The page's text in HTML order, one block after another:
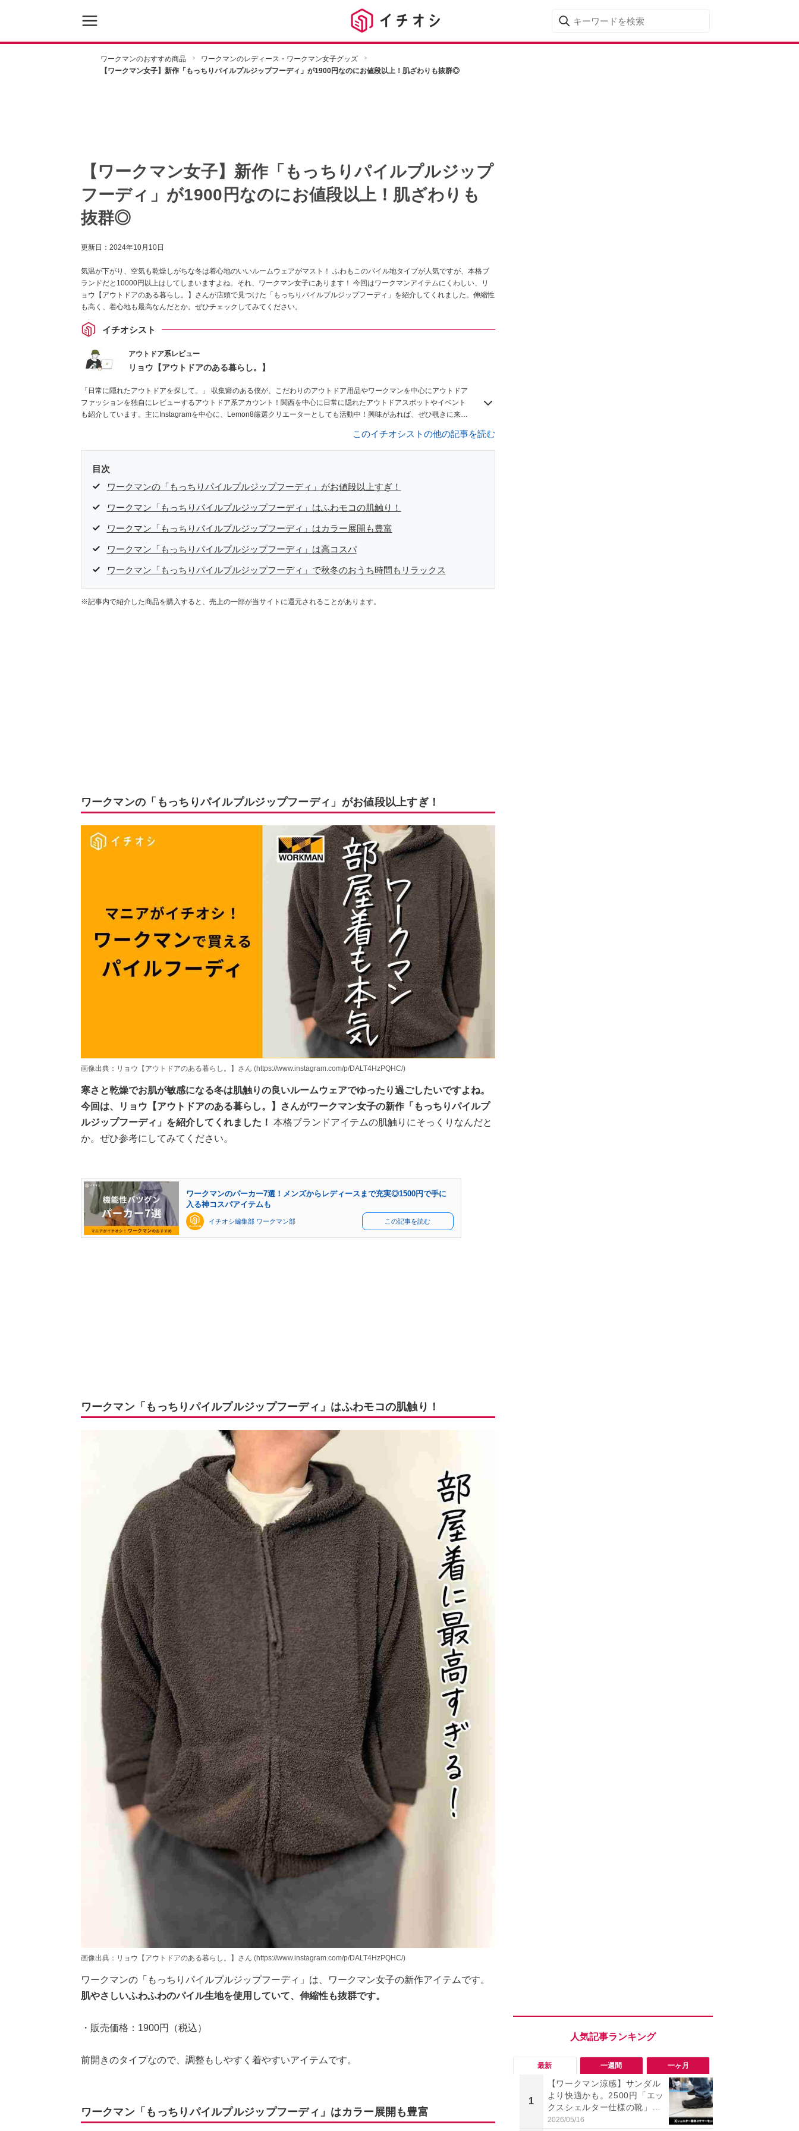
ワークマンのおすすめ商品
ワークマンのレディース・ワークマン女子グッズ
【ワークマン女子】新作「もっちりパイルプルジップフーディ」が1900円なのにお値段以上！肌ざわりも抜群◎
【ワークマン女子】新作「もっちりパイルプルジップ
フーディ」が1900円なのにお値段以上！肌ざわりも
抜群◎
更新日： 2024年10月10日
気温が下がり、空気も乾燥しがちな冬は着心地のいいルームウェアがマスト！ ふわもこのパイル地タイプが人気ですが、本格ブ
ランドだと10000円以上はしてしまいますよね。それ、ワークマン女子にあります！ 今回はワークマンアイテムにくわしい、リ
ョウ【アウトドアのある暮らし。】さんが店頭で見つけた「もっちりパイルプルジップフーディ」を紹介してくれました。伸縮性
も高く、着心地も最高なんだとか。ぜひチェックしてみてください。
イチオシスト
アウトドア系レビュー
リョウ【アウトドアのある暮らし。】
「日常に隠れたアウトドアを探して。」 収集癖のある僕が、こだわりのアウトドア用品やワークマンを中心にアウトドア
ファッションを独自にレビューするアウトドア系アカウント！関西を中心に日常に隠れたアウトドアスポットやイベント
も紹介しています。主にInstagramを中心に、Lemon8厳選クリエーターとしても活動中！興味があれば、ぜひ覗きに来て
このイチオシストの他の記事を読む
目次
ワークマンの「もっちりパイルプルジップフーディ」がお値段以上すぎ！
ワークマン「もっちりパイルプルジップフーディ」はふわモコの肌触り！
ワークマン「もっちりパイルプルジップフーディ」はカラー展開も豊富
ワークマン「もっちりパイルプルジップフーディ」は高コスパ
ワークマン「もっちりパイルプルジップフーディ」で秋冬のおうち時間もリラックス
※記事内で紹介した商品を購入すると、売上の一部が当サイトに還元されることがあります。
ワークマンの「もっちりパイルプルジップフーディ」がお値段以上すぎ！
画像出典：リョウ【アウトドアのある暮らし。】さん (https://www.instagram.com/p/DALT4HzPQHC/)
寒さと乾燥でお肌が敏感になる冬は肌触りの良いルームウェアでゆったり過ごしたいですよね。
今回は、リョウ【アウトドアのある暮らし。】さんがワークマン女子の新作「もっちりパイルプ
ルジップフーディ」を紹介してくれました！ 本格ブランドアイテムの肌触りにそっくりなんだと
か。ぜひ参考にしてみてください。
ワークマンのパーカー7選！メンズからレディースまで充実◎1500円で手に
入る神コスパアイテムも
イチオシ編集部 ワークマン部 この記事を読む
ワークマン「もっちりパイルプルジップフーディ」はふわモコの肌触り！
画像出典：リョウ【アウトドアのある暮らし。】さん (https://www.instagram.com/p/DALT4HzPQHC/)
ワークマンの「もっちりパイルプルジップフーディ」は、ワークマン女子の新作アイテムです。
肌やさしいふわふわのパイル生地を使用していて、伸縮性も抜群です。
・販売価格：1900円（税込）
前開きのタイプなので、調整もしやすく着やすいアイテムです。
ワークマン「もっちりパイルプルジップフーディ」はカラー展開も豊富
最新 一週間 一ヶ月
1
【ワークマン涼感】サンダル
より快適かも。2500円「エッ
クスシェルター仕様の靴」が
今夏の正解！
2026/05/16